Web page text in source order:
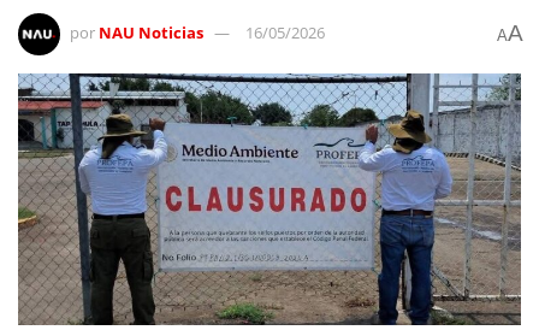
por NAU Noticias 16/05/2026 AA